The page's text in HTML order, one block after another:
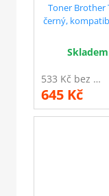
Toner Brother
černý,
Skladem
533 Kč bez DPH
645 Kč